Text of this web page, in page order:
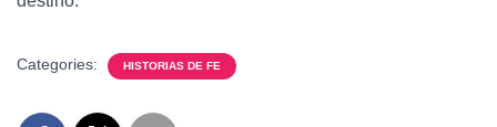
Categories: HISTORIAS DE FE